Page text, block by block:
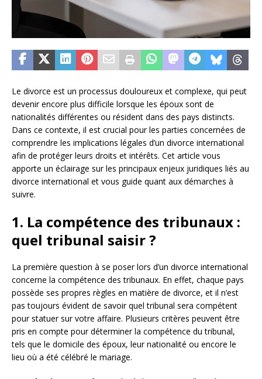
Le divorce est un processus douloureux et complexe, qui peut
devenir encore plus difficile lorsque les époux sont de
nationalités différentes ou résident dans des pays distincts.
Dans ce contexte, il est crucial pour les parties concernées de
comprendre les implications légales d’un divorce international
afin de protéger leurs droits et intérêts. Cet article vous
apporte un éclairage sur les principaux enjeux juridiques liés au
divorce international et vous guide quant aux démarches à
suivre.
1. La compétence des tribunaux :
quel tribunal saisir ?
La première question à se poser lors d’un divorce international
concerne la compétence des tribunaux. En effet, chaque pays
possède ses propres règles en matière de divorce, et il n’est
pas toujours évident de savoir quel tribunal sera compétent
pour statuer sur votre affaire. Plusieurs critères peuvent être
pris en compte pour déterminer la compétence du tribunal,
tels que le domicile des époux, leur nationalité ou encore le
lieu où a été célébré le mariage.